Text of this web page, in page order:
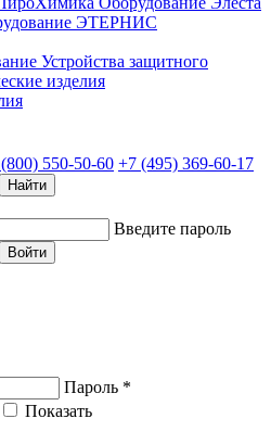
ЭТЕРНИС
Устройства защитного
изделия
550-50-60 +7 (495) 369-60-17
Найти
Введите пароль
Войти
Пароль *
Показать